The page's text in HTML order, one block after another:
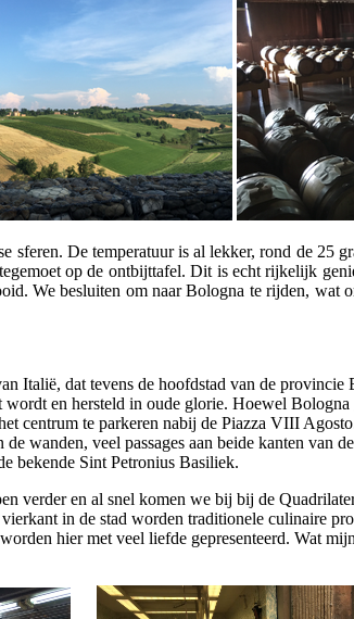
De temperatuur is al lekker, rond de 25
op de ontbijttafel. Dit is echt rijkelijk
We besluiten om naar Bologna te rijden,
Italië, dat tevens de hoofdstad van de
en hersteld in oude glorie. Hoewel
centrum te parkeren nabij de Piazza VIII
wanden, veel passages aan beide kanten
bekende Sint Petronius Basiliek.
verder en al snel komen we bij bij de
in de stad worden traditionele culinaire
hier met veel liefde gepresenteerd. Wat